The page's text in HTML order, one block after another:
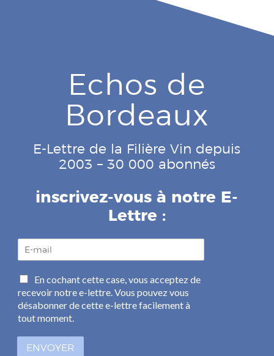
Echos de
Bordeaux
E-Lettre de la Filière Vin depuis
2003 – 30 000 abonnés
inscrivez-vous à notre E-
Lettre :
a
i
l
*
C
a
s
e
à
En cochant cette case, vous acceptez de
recevoir notre e-lettre. Vous pouvez vous
désabonner de cette e-lettre facilement à
tout moment.
ENVOYER